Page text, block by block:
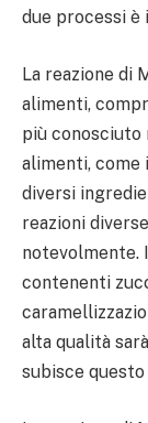
due processi è
La reazione di
alimenti,
più conosciuto
alimenti, come
diversi
reazioni
notevolmente.
contenenti
alta qualità
subisce